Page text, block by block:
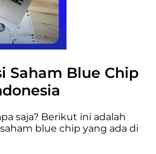
Saham Blue Chip
saja? Berikut ini adalah
blue chip yang ada di